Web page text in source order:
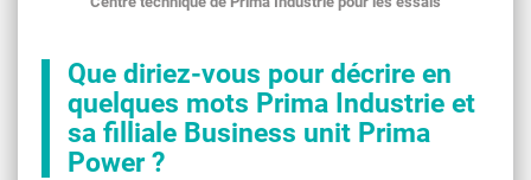
Que diriez-vous pour décrire en
quelques mots Prima Industrie et
sa filliale Business unit Prima
Power ?